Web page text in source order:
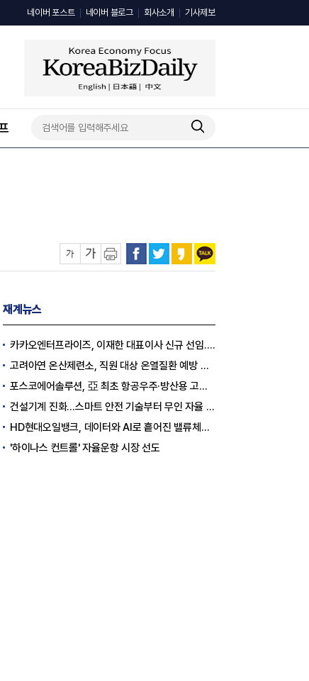
네이버 포스트 네이버 블로그 회사소개 기사제보
재계뉴스
카카오엔터프라이즈, 이재한 대표이사 신규 선임..."AI 전환 선도"
고려아연 온산제련소, 직원 대상 온열질환 예방 안전 실천 캠페인 실시
포스코에어솔루션, 亞 최초 항공우주·방산용 고순도 가스 국제 인증 획득
건설기계 진화…스마트 안전 기술부터 무인 자율 굴착기까지
HD현대오일뱅크, 데이터와 AI로 흩어진 밸류체인 연결
'하이나스 컨트롤' 자율운항 시장 선도